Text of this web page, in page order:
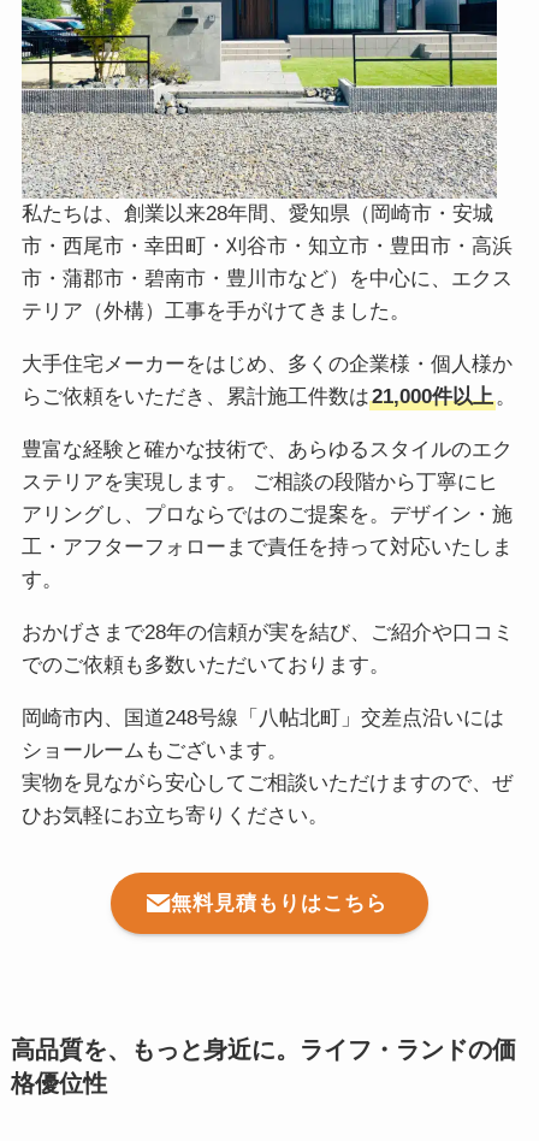
私たちは、創業以来28年間、愛知県（岡崎市・安城
市・西尾市・幸田町・刈谷市・知立市・豊田市・高浜
市・蒲郡市・碧南市・豊川市など）を中心に、エクス
テリア（外構）工事を手がけてきました。
大手住宅メーカーをはじめ、多くの企業様・個人様か
らご依頼をいただき、累計施工件数は21,000件以上。
豊富な経験と確かな技術で、あらゆるスタイルのエク
ステリアを実現します。 ご相談の段階から丁寧にヒ
アリングし、プロならではのご提案を。デザイン・施
工・アフターフォローまで責任を持って対応いたしま
す。
おかげさまで28年の信頼が実を結び、ご紹介や口コミ
でのご依頼も多数いただいております。
岡崎市内、国道248号線「八帖北町」交差点沿いには
ショールームもございます。
実物を見ながら安心してご相談いただけますので、ぜ
ひお気軽にお立ち寄りください。
無料見積もりはこちら
高品質を、もっと身近に。ライフ・ランドの価
格優位性